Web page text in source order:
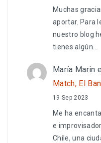
Muchas
aportar. Para
nuestro blog
tienes algún…
María Marin
Match, El
19 Sep 2023
Me ha
e
Chile, una